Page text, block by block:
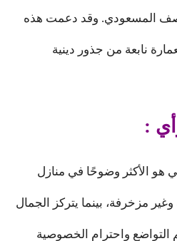
وصف المسعودي. وقد دعمت هذه
نابعة من جذور دينية
:
هو الأكثر وضوحًا في منازل
مزخرفة، بينما يتركز الجمال
واحترام الخصوصية